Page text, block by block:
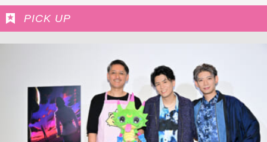
PICK UP